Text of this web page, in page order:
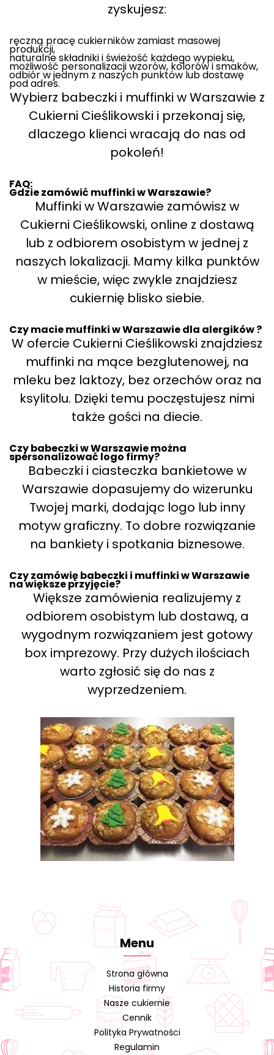
zyskujesz:
ręczną pracę cukierników zamiast masowej
produkcji,
naturalne składniki i świeżość każdego wypieku,
możliwość personalizacji wzorów, kolorów i smaków,
odbiór w jednym z naszych punktów lub dostawę
pod adres.
Wybierz babeczki i muffinki w Warszawie z
Cukierni Cieślikowski i przekonaj się,
dlaczego klienci wracają do nas od
pokoleń!
FAQ:
Gdzie zamówić muffinki w Warszawie?
Muffinki w Warszawie zamówisz w
Cukierni Cieślikowski, online z dostawą
lub z odbiorem osobistym w jednej z
naszych lokalizacji. Mamy kilka punktów
w mieście, więc zwykle znajdziesz
cukiernię blisko siebie.
Czy macie muffinki w Warszawie dla alergików ?
W ofercie Cukierni Cieślikowski znajdziesz
muffinki na mące bezglutenowej, na
mleku bez laktozy, bez orzechów oraz na
ksylitolu. Dzięki temu poczęstujesz nimi
także gości na diecie.
Czy babeczki w Warszawie można
spersonalizować logo firmy?
Babeczki i ciasteczka bankietowe w
Warszawie dopasujemy do wizerunku
Twojej marki, dodając logo lub inny
motyw graficzny. To dobre rozwiązanie
na bankiety i spotkania biznesowe.
Czy zamówię babeczki i muffinki w Warszawie
na większe przyjęcie?
Większe zamówienia realizujemy z
odbiorem osobistym lub dostawą, a
wygodnym rozwiązaniem jest gotowy
box imprezowy. Przy dużych ilościach
warto zgłosić się do nas z
wyprzedzeniem.
Menu
Strona główna
Historia firmy
Nasze cukiernie
Cennik
Polityka Prywatności
Regulamin